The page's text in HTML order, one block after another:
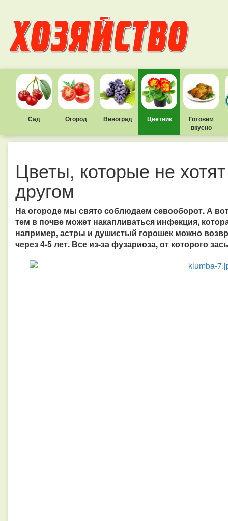
Сад Огород Виноград Цветник
Готовим
вкусно
Цветы, которые не
другом
На огороде мы свято соблюдаем севооборот. А
тем в почве может накапливаться инфекция,
например, астры и душистый горошек можно
через 4-5 лет. Все из-за фузариоза, от которого